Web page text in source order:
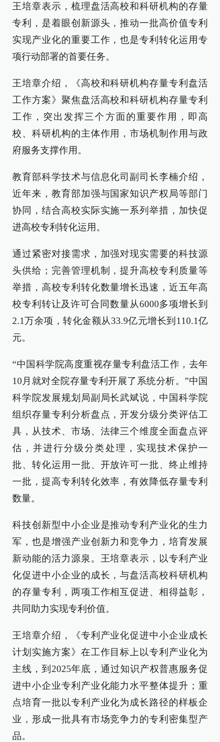
王培章表示，梳理盘活高校和科研机构的存量
专利，是着眼创新源头，推动一批高价值专利
实现产业化的重要工作，也是专利转化运用专
项行动部署的首要任务。
王培章介绍，《高校和科研机构存量专利盘活
工作方案》聚焦盘活高校和科研机构存量专利
工作，突出发挥三个方面的重要作用，即高
校、科研机构的主体作用，市场机制作用与政
府服务支撑作用。
教育部科学技术与信息化司副司长李楠介绍，
近年来，教育部加强与国家知识产权局等部门
协同，结合高校实际实施一系列举措，加快促
进高校专利转化运用。
通过紧密对接需求，加强对现实需要的科技源
头供给；完善管理机制，提升高校专利质量等
举措，高校专利转化数量增长迅速，近五年高
校专利转让及许可合同数量从6000多项增长到
2.1万余项，转化金额从33.9亿元增长到110.1亿
元。
“中国科学院高度重视存量专利盘活工作，去年
10月就对全院存量专利开展了系统分析。”中国
科学院发展规划局副局长武斌说，中国科学院
组织存量专利分析盘点，开发分级分类评估工
具，从技术、市场、法律三个维度全面盘点评
估，并进行分级分类处理，实现技术保护一
批、转化运用一批、开放许可一批、终止维持
一批，提高专利转化效率，有效降低存量专利
数量。
科技创新型中小企业是推动专利产业化的生力
军，也是增强产业创新力和竞争力，培育发展
新动能的活力源泉。王培章表示，以专利产业
化促进中小企业的成长，与盘活高校科研机构
的存量专利，两项工作相互促进、相得益彰，
共同助力实现专利价值。
王培章介绍，《专利产业化促进中小企业成长
计划实施方案》在工作目标上以专利产业化为
主线，到2025年底，通过知识产权普惠服务促
进中小企业专利产业化能力水平整体提升；重
点培育一批以专利产业化为成长路径的样板企
业，形成一批具有市场竞争力的专利密集型产
品。